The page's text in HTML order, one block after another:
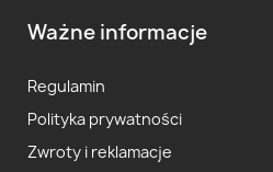
Ważne informacje
Regulamin
Polityka prywatności
Zwroty i reklamacje